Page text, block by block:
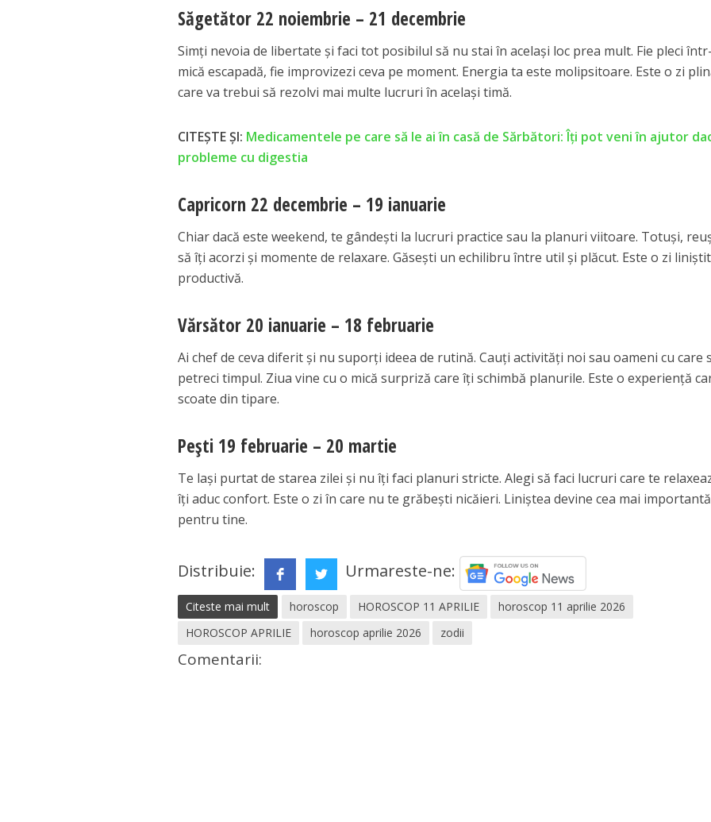
Săgetător 22 noiembrie – 21 decembrie
Simți nevoia de libertate și faci tot posibilul să nu stai în același loc prea mult. Fie pleci
mică escapadă, fie improvizezi ceva pe moment. Energia ta este molipsitoare. Este o zi
care va trebui să rezolvi mai multe lucruri în același timă.
CITEȘTE ȘI: Medicamentele pe care să le ai în casă de Sărbători: Îți pot veni în ajutor
probleme cu digestia
Capricorn 22 decembrie – 19 ianuarie
Chiar dacă este weekend, te gândești la lucruri practice sau la planuri viitoare. Totuși,
să îți acorzi și momente de relaxare. Găsești un echilibru între util și plăcut. Este o zi
productivă.
Vărsător 20 ianuarie – 18 februarie
Ai chef de ceva diferit și nu suporți ideea de rutină. Cauți activități noi sau oameni cu care
petreci timpul. Ziua vine cu o mică surpriză care îți schimbă planurile. Este o experiență
scoate din tipare.
Pești 19 februarie – 20 martie
Te lași purtat de starea zilei și nu îți faci planuri stricte. Alegi să faci lucruri care te
îți aduc confort. Este o zi în care nu te grăbești nicăieri. Liniștea devine cea mai importantă
pentru tine.
Distribuie: Urmareste-ne:
Citeste mai mult horoscop HOROSCOP 11 APRILIE
horoscop 11 aprilie 2026
HOROSCOP APRILIE
horoscop aprilie 2026 zodii
Comentarii: